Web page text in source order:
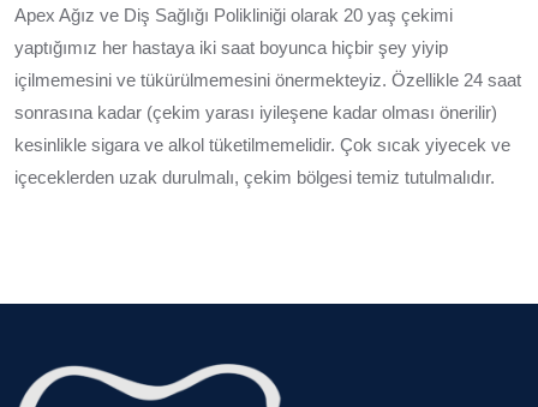
Apex Ağız ve Diş Sağlığı Polikliniği olarak 20 yaş çekimi
yaptığımız her hastaya iki saat boyunca hiçbir şey yiyip
içilmemesini ve tükürülmemesini önermekteyiz. Özellikle 24 saat
sonrasına kadar (çekim yarası iyileşene kadar olması önerilir)
kesinlikle sigara ve alkol tüketilmemelidir. Çok sıcak yiyecek ve
içeceklerden uzak durulmalı, çekim bölgesi temiz tutulmalıdır.